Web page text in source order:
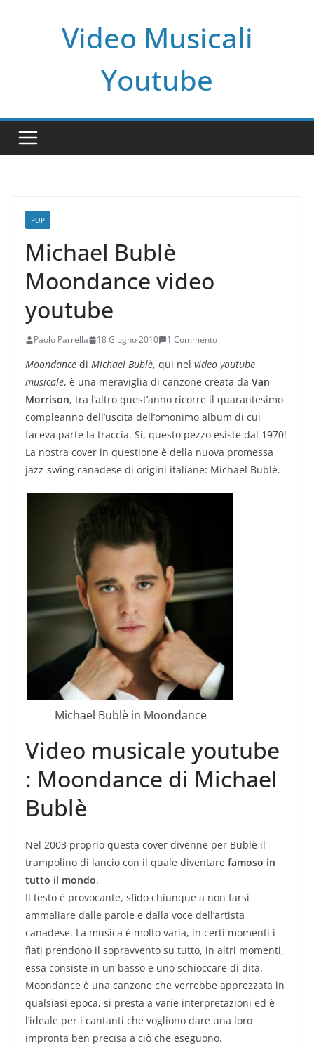
Video Musicali
Youtube
POP
Michael Bublè
Moondance video
youtube
Paolo Parrella 18 Giugno 2010 1 Commento
Moondance di Michael Bublè, qui nel video youtube
musicale, è una meraviglia di canzone creata da Van
Morrison, tra l’altro quest’anno ricorre il quarantesimo
compleanno dell’uscita dell’omonimo album di cui
faceva parte la traccia. Si, questo pezzo esiste dal 1970!
La nostra cover in questione è della nuova promessa
jazz-swing canadese di origini italiane: Michael Bublè.
Michael Bublè in Moondance
Video musicale youtube
: Moondance di Michael
Bublè
Nel 2003 proprio questa cover divenne per Bublè il
trampolino di lancio con il quale diventare famoso in
tutto il mondo.
Il testo è provocante, sfido chiunque a non farsi
ammaliare dalle parole e dalla voce dell’artista
canadese. La musica è molto varia, in certi momenti i
fiati prendono il sopravvento su tutto, in altri momenti,
essa consiste in un basso e uno schioccare di dita.
Moondance è una canzone che verrebbe apprezzata in
qualsiasi epoca, si presta a varie interpretazioni ed è
l’ideale per i cantanti che vogliono dare una loro
impronta ben precisa a ciò che eseguono.